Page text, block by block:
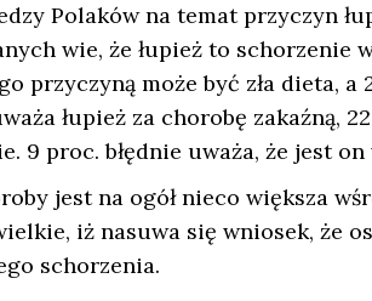
Polaków na temat przyczyn
wie, że łupież to schorzenie
przyczyną może być zła dieta, a
łupież za chorobę zakaźną,
proc. błędnie uważa, że jest on
jest na ogół nieco większa
iż nasuwa się wniosek, że
schorzenia.